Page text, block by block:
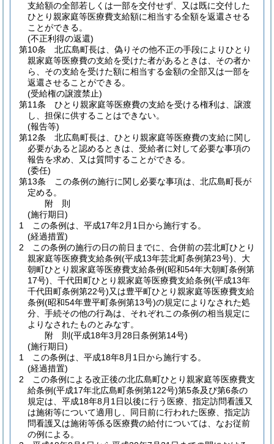
支給額の全部若しくは一部を交付せず、又は既に交付した
ひとり親家庭等医療費支給額に相当する全額を返還させる
ことができる。
(不正利得の返還)
第10条
北広島町長は、偽りその他不正の手段によりひとり
親家庭等医療費の支給を受けた者があるときは、その者か
ら、その支給を受けた額に相当する金額の全部又は一部を
返還させることができる。
(受給権の譲渡禁止)
第11条
ひとり親家庭等医療費の支給を受ける権利は、譲渡
し、担保に供することはできない。
(報告等)
第12条
北広島町長は、ひとり親家庭等医療費の支給に関し
必要があると認めるときは、受給者に対して必要な事項の
報告を求め、又は質問することができる。
(委任)
第13条
この条例の施行に関し必要な事項は、北広島町長が
定める。
附 則
(施行期日)
1
この条例は、平成17年2月1日から施行する。
(経過措置)
2
この条例の施行の日の前日までに、合併前の芸北町ひとり
親家庭等医療費支給条例(平成13年芸北町条例第23号) 、大
朝町ひとり親家庭等医療費支給条例(昭和54年大朝町条例第
17号) 、千代田町ひとり親家庭等医療費支給条例(平成13年
千代田町条例第22号)又は豊平町ひとり親家庭等医療費支給
条例(昭和54年豊平町条例第13号)の規定によりなされた処
分、手続その他の行為は、それぞれこの条例の相当規定に
よりなされたものとみなす。
附 則(平成18年3月28日条例第14号)
(施行期日)
1
この条例は、平成18年8月1日から施行する。
(経過措置)
2
この条例による改正後の北広島町ひとり親家庭等医療費支
給条例(平成17年北広島町条例第122号)第5条及び第6条の
規定は、平成18年8月1日以後に行う医療、指定訪問看護又
は施術等について適用し、同日前に行われた医療、指定訪
問看護又は施術等係る医療費の給付については、なお従前
の例による。